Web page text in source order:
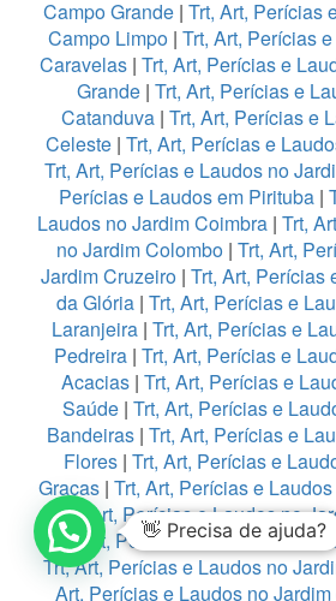
Campo Grande| Trt, Art, Perícias
Campo Limpo | Trt, Art, Perícias
Caravelas| Trt, Art, Perícias e
Grande| Trt, Art, Perícias e
Catanduva | Trt, Art, Perícias e
Celeste| Trt, Art, Perícias e
Trt, Art, Perícias e Laudos no
Perícias e Laudos em Pirituba |
Laudos no Jardim Coimbra | Trt,
no Jardim Colombo| Trt, Art,
Jardim Cruzeiro| Trt, Art, Perícias
da Glória| Trt, Art, Perícias e
Laranjeira | Trt, Art, Perícias e
Pedreira| Trt, Art, Perícias e
Acacias| Trt, Art, Perícias e
Saúde| Trt, Art, Perícias e
Bandeiras| Trt, Art, Perícias e
Flores| Trt, Art, Perícias e
Graças| Trt, Art, Perícias e
|Trt, Art, Perícias e Laudos no
Trt, Art, Perícias e Laudos no
Trt, Art, Perícias e Laudos no
Art, Perícias e Laudos no
👋 Precisa de ajuda?